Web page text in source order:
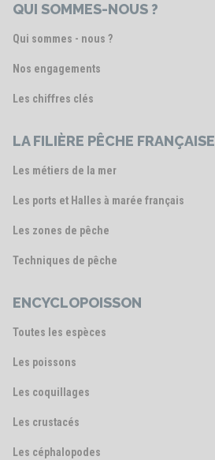
QUI SOMMES-NOUS ?
Qui sommes - nous ?
Nos engagements
Les chiffres clés
LA FILIÈRE PÊCHE FRANÇAISE
Les métiers de la mer
Les ports et Halles à marée français
Les zones de pêche
Techniques de pêche
ENCYCLOPOISSON
Toutes les espèces
Les poissons
Les coquillages
Les crustacés
Les céphalopodes